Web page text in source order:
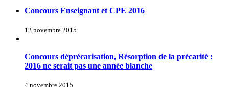
Concours Enseignant et CPE 2016
12 novembre 2015
Concours déprécarisation, Résorption de la précarité :
2016 ne serait pas une année blanche
4 novembre 2015